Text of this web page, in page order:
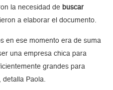
la necesidad de buscar
a elaborar el documento.
en ese momento era de suma
una empresa chica para
grandes para
detalla Paola.